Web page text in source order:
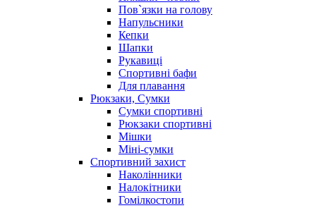
Пов`язки на голову
Напульсники
Кепки
Шапки
Рукавиці
Спортивні бафи
Для плавання
Рюкзаки, Сумки
Сумки спортивні
Рюкзаки спортивні
Мішки
Міні-сумки
Спортивний захист
Наколінники
Налокітники
Гомілкостопи